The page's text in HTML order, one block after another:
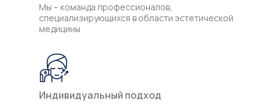
Мы – команда профессионалов,
специализирующихся в области эстетической
медицины
Индивидуальный подход